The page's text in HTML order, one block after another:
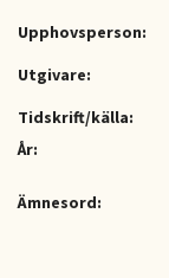
Upphovsperson:
Utgivare:
Tidskrift/källa:
År:
Ämnesord: